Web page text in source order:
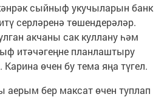
сыйныф укучыларын банк
серләренә төшендерәләр.
акчаны сак куллану һәм
итәчәгеңне планлаштыру
өчен бу тема яңа түгел.
аерым бер максат өчен туплап